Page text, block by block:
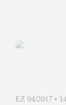
EZ 04/2017 •